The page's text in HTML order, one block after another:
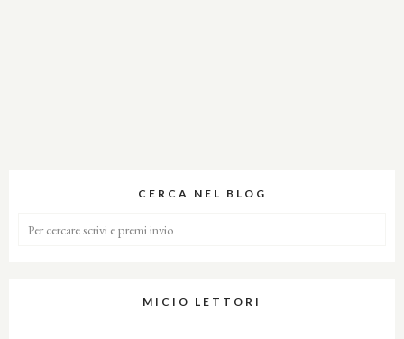
CERCA NEL BLOG
MICIO LETTORI